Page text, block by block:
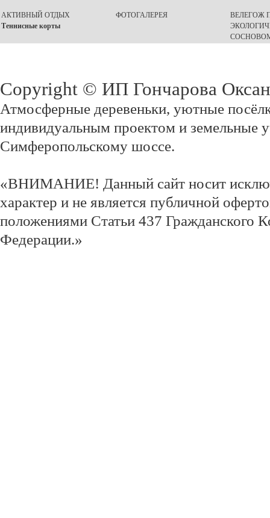
АКТИВНЫЙ ОТДЫХ
Теннисные корты
ФОТОГАЛЕРЕЯ
ВЕЛЕГОЖ
Copyright © ИП Гончарова
Атмосферные деревеньки, уютные
индивидуальным проектом и земельные
Симферопольскому шоссе.
«ВНИМАНИЕ! Данный сайт носит
характер и не является публичной
положениями Статьи 437 Гражданского
Федерации.»